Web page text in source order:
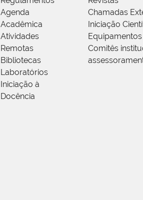
Agenda
Acadêmica
Atividades
Remotas
Bibliotecas
Laboratórios
Iniciação à
Docência
Chamadas
Iniciação
Comitês